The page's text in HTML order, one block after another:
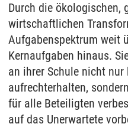
Durch die ökologischen,
wirtschaftlichen
Aufgabenspektrum weit
Kernaufgaben hinaus.
an ihrer Schule nicht
aufrechterhalten,
für alle Beteiligten
auf das Unerwartete